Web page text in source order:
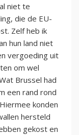
niet te
die de EU-
Zelf heb ik
hun land niet
vergoeding uit
om wel
Brussel had
een rand rond
konden
hersteld
gekost en